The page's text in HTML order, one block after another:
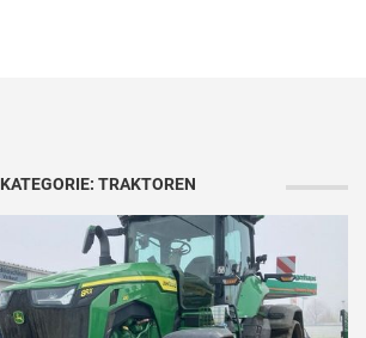
KATEGORIE: TRAKTOREN